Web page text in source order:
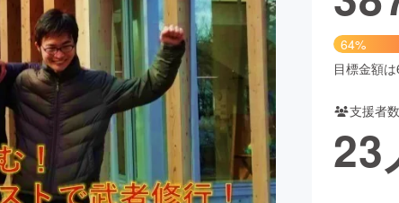
ゲーム・サービス開発 フード・飲食店
書籍・雑誌出版 アニメ・漫画
チャレンジ ビューティー・ヘルスケア
64%
目標金額
支援者数
23